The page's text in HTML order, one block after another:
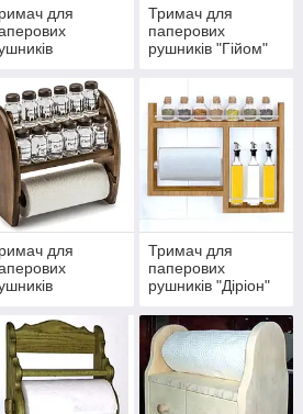
для
Тримач для
паперових
рушників "Гійом"
для
Тримач для
паперових
рушників "Діріон"